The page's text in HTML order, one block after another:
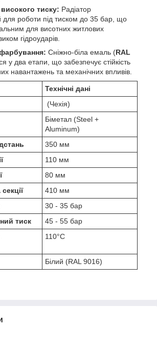
високого тиску: Радіатор
для роботи під тиском до 35 бар, що
для висотних житлових
гідроударів.
Сніжно-біла емаль (RAL
у два етапи, що забезпечує стійкість
навантажень та механічних впливів.
Технічні дані
(Чехія)
Біметал (Steel +
Aluminum)
350 мм
110 мм
80 мм
410 мм
30 - 35 бар
тиск
45 - 55 бар
110°C
Білий (RAL 9016)